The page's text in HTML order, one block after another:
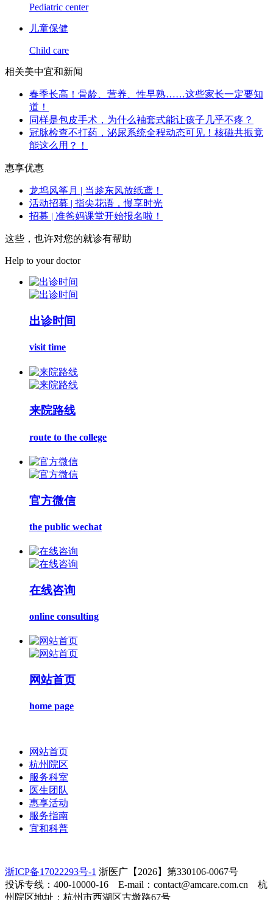
Pediatric center
儿童保健
Child care
相关美中宜和新闻
春季长高！骨龄、营养、性早熟……这些家长一定要知
道！
同样是包皮手术，为什么袖套式能让孩子几乎不疼？
冠脉检查不打药，泌尿系统全程动态可见！核磁共振竟
能这么用？！
惠享优惠
龙坞风筝月 | 当趁东风放纸鸢！
活动招募 | 指尖花语，慢享时光
招募 | 准爸妈课堂开始报名啦！
这些，也许对您的就诊有帮助
Help to your doctor
出诊时间
visit time
来院路线
route to the college
官方微信
the public wechat
在线咨询
online consulting
网站首页
home page
网站首页
杭州院区
服务科室
医生团队
惠享活动
服务指南
宜和科普
浙ICP备17022293号-1 浙医广【2026】第330106-0067号
投诉专线：400-10000-16 E-mail：contact@amcare.com.cn 杭
州院区地址：杭州市西湖区古墩路67号